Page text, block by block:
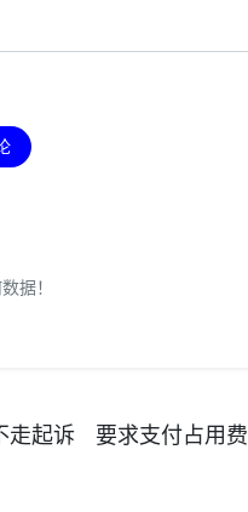
据！
走起诉 要求支付占用费